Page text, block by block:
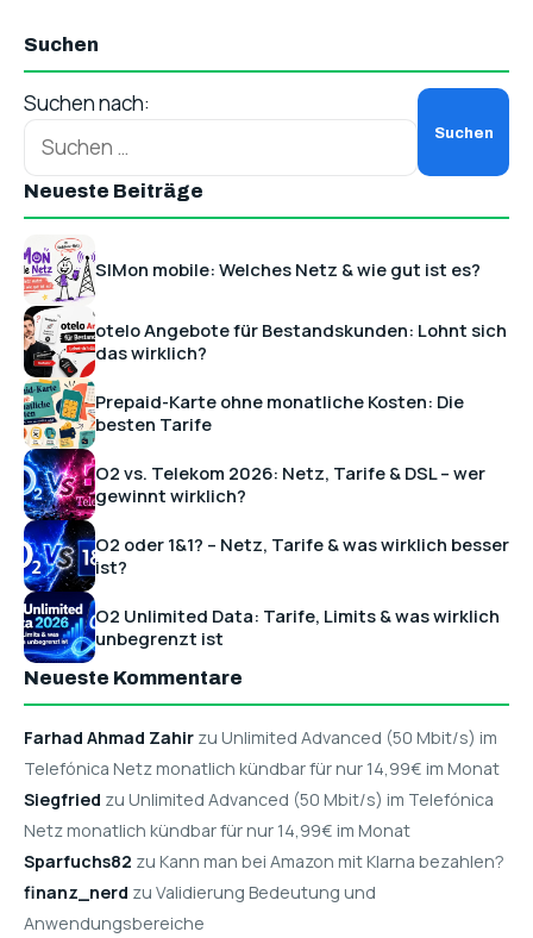
Suchen
Suchen nach:
Neueste Beiträge
SIMon mobile: Welches Netz & wie gut ist es?
otelo Angebote für Bestandskunden: Lohnt sich
das wirklich?
Prepaid-Karte ohne monatliche Kosten: Die
besten Tarife
O2 vs. Telekom 2026: Netz, Tarife & DSL – wer
gewinnt wirklich?
O2 oder 1&1? – Netz, Tarife & was wirklich besser
ist?
O2 Unlimited Data: Tarife, Limits & was wirklich
unbegrenzt ist
Neueste Kommentare
Farhad Ahmad Zahir zu Unlimited Advanced (50 Mbit/s) im
Telefónica Netz monatlich kündbar für nur 14,99€ im Monat
Siegfried zu Unlimited Advanced (50 Mbit/s) im Telefónica
Netz monatlich kündbar für nur 14,99€ im Monat
Sparfuchs82 zu Kann man bei Amazon mit Klarna bezahlen?
finanz_nerd zu Validierung Bedeutung und
Anwendungsbereiche